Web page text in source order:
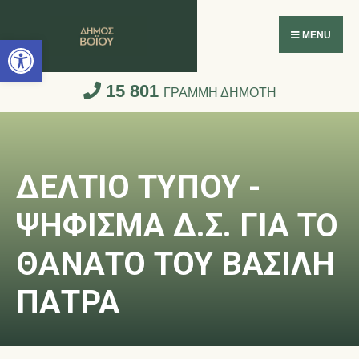
Ανοίξτε τη γραμμή εργαλείων
MENU
15 801 ΓΡΑΜΜΗ ΔΗΜΟΤΗ
ΔΕΛΤΙΟ ΤΥΠΟΥ -
ΨΗΦΙΣΜΑ Δ.Σ. ΓΙΑ ΤΟ
ΘΑΝΑΤΟ ΤΟΥ ΒΑΣΙΛΗ
ΠΑΤΡΑ